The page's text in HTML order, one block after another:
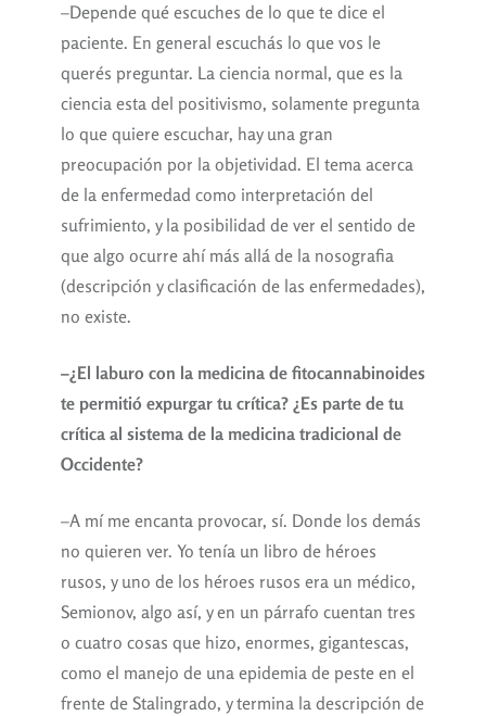
–Depende qué escuches de lo que te dice el
paciente. En general escuchás lo que vos le
querés preguntar. La ciencia normal, que es la
ciencia esta del positivismo, solamente pregunta
lo que quiere escuchar, hay una gran
preocupación por la objetividad. El tema acerca
de la enfermedad como interpretación del
sufrimiento, y la posibilidad de ver el sentido de
que algo ocurre ahí más allá de la nosografia
(descripción y clasificación de las enfermedades),
no existe.
–¿El laburo con la medicina de fitocannabinoides
te permitió expurgar tu crítica? ¿Es parte de tu
crítica al sistema de la medicina tradicional de
Occidente?
–A mí me encanta provocar, sí. Donde los demás
no quieren ver. Yo tenía un libro de héroes
rusos, y uno de los héroes rusos era un médico,
Semionov, algo así, y en un párrafo cuentan tres
o cuatro cosas que hizo, enormes, gigantescas,
como el manejo de una epidemia de peste en el
frente de Stalingrado, y termina la descripción de